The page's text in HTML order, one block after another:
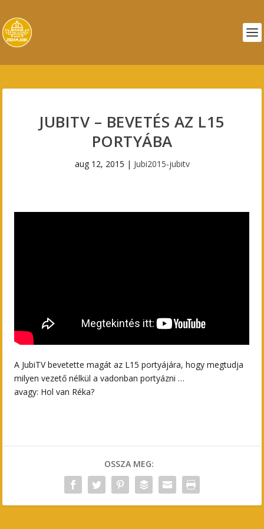
JUBITV – BEVETÉS AZ L15
PORTYÁBA
aug 12, 2015 | Jubi2015-jubitv
A JubiTV bevetette magát az L15 portyájára, hogy megtudja
milyen vezető nélkül a vadonban portyázni …
avagy: Hol van Réka?
OSSZA MEG: